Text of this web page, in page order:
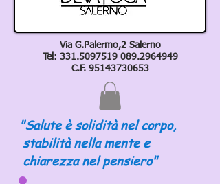
Via G.Palermo,2 Salerno
Tel: 331.5097519 089.2964949
C.F. 95143730653
"Salute è solidità nel corpo,
stabilità nella mente e
chiarezza nel pensiero"